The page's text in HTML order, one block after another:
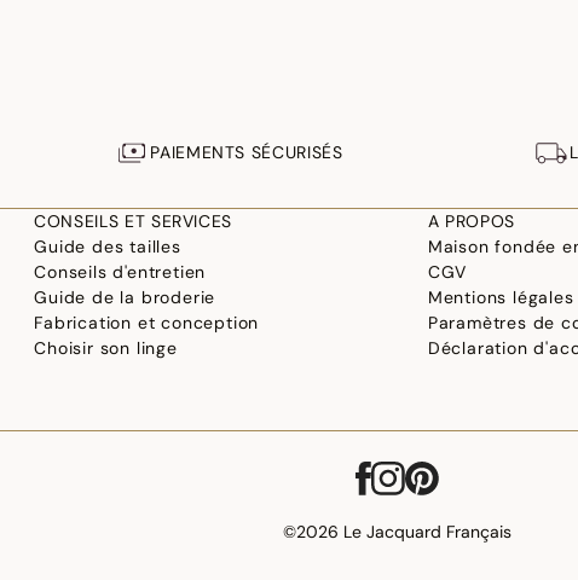
PAIEMENTS SÉCURISÉS
CONSEILS ET SERVICES
Guide des tailles
Conseils d'entretien
Guide de la broderie
Fabrication et conception
Choisir son linge
A PROPOS
Maison fondée
CGV
Mentions légales
Paramètres de
Déclaration
©2026 Le Jacquard Français